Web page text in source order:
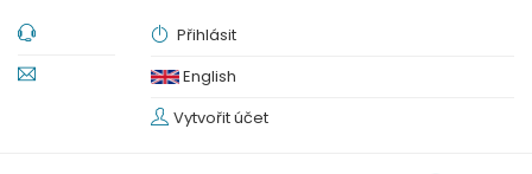
Přihlásit
English
Vytvořit účet